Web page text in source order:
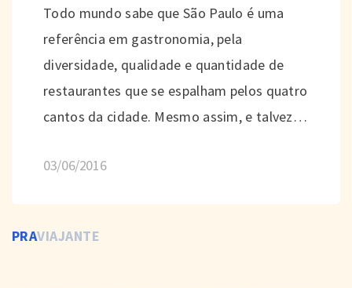
Todo mundo sabe que São Paulo é uma
referência em gastronomia, pela
diversidade, qualidade e quantidade de
restaurantes que se espalham pelos quatro
cantos da cidade. Mesmo assim, e talvez…
03/06/2016
PRAVIAJANTE